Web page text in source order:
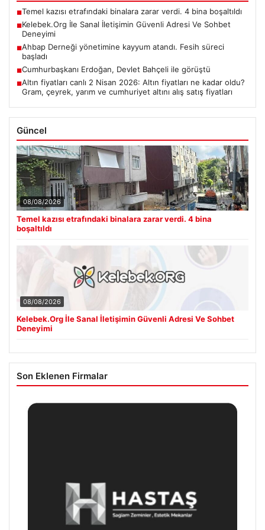
■Temel kazısı etrafındaki binalara zarar verdi. 4 bina boşaltıldı
■Kelebek.Org İle Sanal İletişimin Güvenli Adresi Ve Sohbet
Deneyimi
■Ahbap Derneği yönetimine kayyum atandı. Fesih süreci
başladı
■Cumhurbaşkanı Erdoğan, Devlet Bahçeli ile görüştü
■Altın fiyatları canlı 2 Nisan 2026: Altın fiyatları ne kadar oldu?
Gram, çeyrek, yarım ve cumhuriyet altını alış satış fiyatları
Güncel
08/08/2026
Temel kazısı etrafındaki binalara zarar verdi. 4 bina
boşaltıldı
08/08/2026
Kelebek.Org İle Sanal İletişimin Güvenli Adresi Ve Sohbet
Deneyimi
Son Eklenen Firmalar